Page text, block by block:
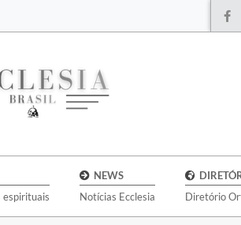
espirituais
NEWS
Notícias Ecclesia
Diretório